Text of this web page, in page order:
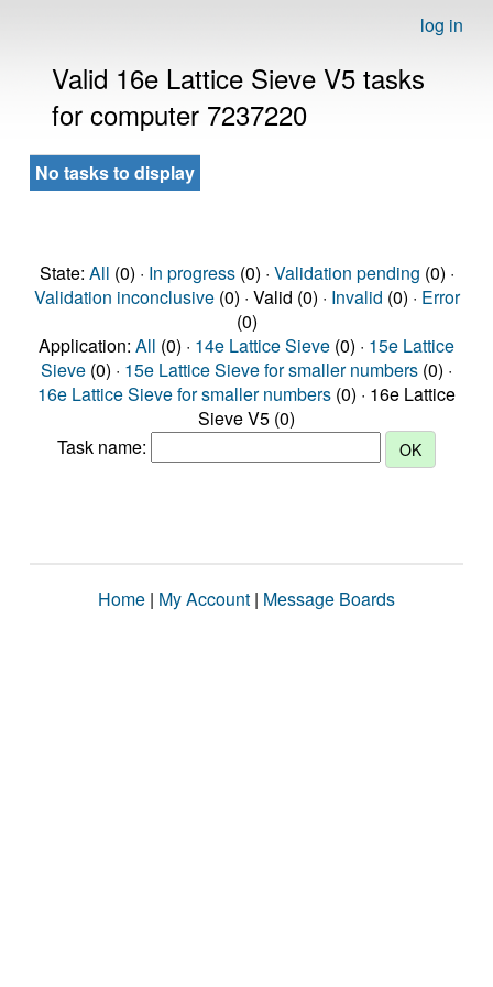
log in
Valid 16e Lattice Sieve V5 tasks
for computer 7237220
No tasks to display
State: All (0) · In progress(0) · Validation pending (0) ·
Validation inconclusive(0) · Valid (0) · Invalid (0) · Error
(0)
Application: All (0) · 14e Lattice Sieve (0) · 15e Lattice
Sieve (0) · 15e Lattice Sieve for smaller numbers (0) ·
16e Lattice Sieve for smaller numbers (0) · 16e Lattice
Sieve V5 (0)
Task name:
Home | My Account | Message Boards